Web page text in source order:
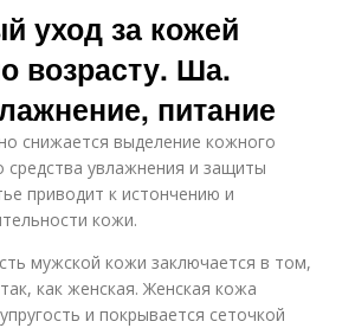
уход за кожей
возрасту. Ша.
питание
снижается выделение кожного
средства увлажнения и защиты
приводит к истончению и
кожи.
мужской кожи заключается в том,
как женская. Женская кожа
и покрывается сеточкой